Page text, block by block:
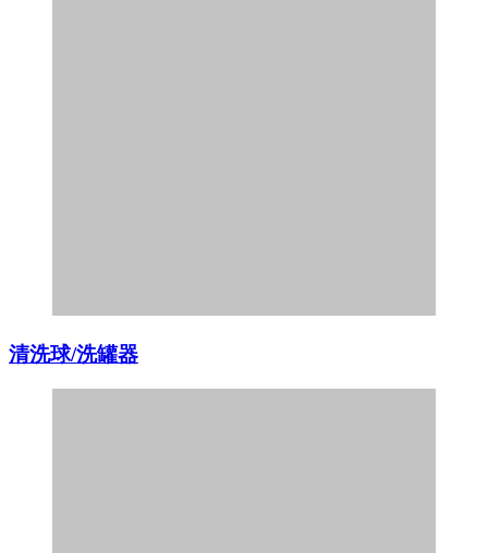
清洗球/洗罐器